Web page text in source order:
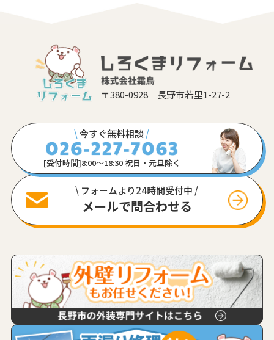
〒380-0928 長野市若里1-27-2
\今すぐ無料相談 /
[受付時間]8:00〜18:30 祝日・元旦除く
\ フォームより24時間受付中 /
メールで問合わせる